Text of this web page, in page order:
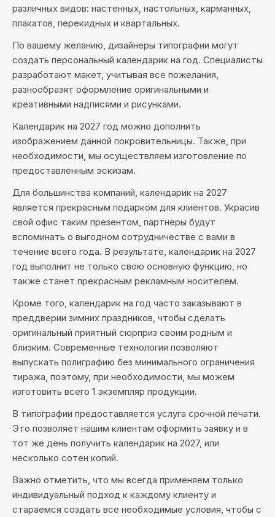
различных видов: настенных, настольных, карманных,
плакатов, перекидных и квартальных.
По вашему желанию, дизайнеры типографии могут
создать персональный календарик на год. Специалисты
разработают макет, учитывая все пожелания,
разнообразят оформление оригинальными и
креативными надписями и рисунками.
Календарик на 2027 год можно дополнить
изображением данной покровительницы. Также, при
необходимости, мы осуществляем изготовление по
предоставленным эскизам.
Для большинства компаний, календарик на 2027
является прекрасным подарком для клиентов. Украсив
свой офис таким презентом, партнеры будут
вспоминать о выгодном сотрудничестве с вами в
течение всего года. В результате, календарик на 2027
год выполнит не только свою основную функцию, но
также станет прекрасным рекламным носителем.
Кроме того, календарик на год часто заказывают в
преддверии зимних праздников, чтобы сделать
оригинальный приятный сюрприз своим родным и
близким. Современные технологии позволяют
выпускать полиграфию без минимального ограничения
тиража, поэтому, при необходимости, мы можем
изготовить всего 1 экземпляр продукции.
В типографии предоставляется услуга срочной печати.
Это позволяет нашим клиентам оформить заявку и в
тот же день получить календарик на 2027, или
несколько сотен копий.
Важно отметить, что мы всегда применяем только
индивидуальный подход к каждому клиенту и
стараемся создать все необходимые условия, чтобы с